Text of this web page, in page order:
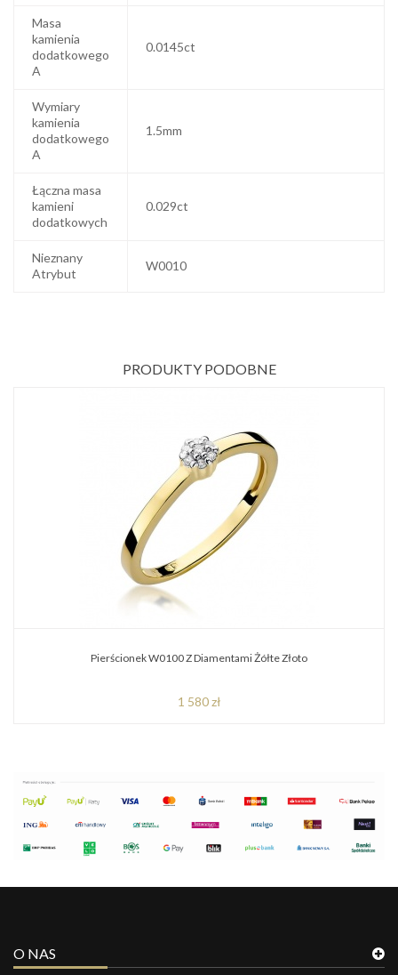
Masa
kamienia
dodatkowego
A
0.0145ct
Wymiary
kamienia
dodatkowego
A
1.5mm
Łączna masa
kamieni
dodatkowych
0.029ct
Nieznany
Atrybut
W0010
PRODUKTY PODOBNE
Pierścionek W0100 Z Diamentami Żółte Złoto
1 580 zł
O NAS